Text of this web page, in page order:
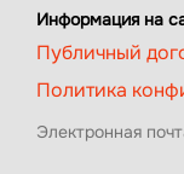
Информация на
Публичный
Политика
Электронная